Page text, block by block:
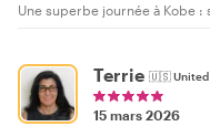
Une superbe journée à Kobe
Terrie 🇺🇸
15 mars 2026